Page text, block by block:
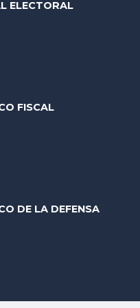
ELECTORAL
FISCAL
DE LA DEFENSA